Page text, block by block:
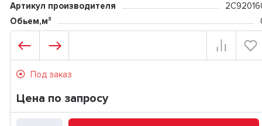
Артикул производителя
Обьем,м³
Под заказ
Цена по запросу